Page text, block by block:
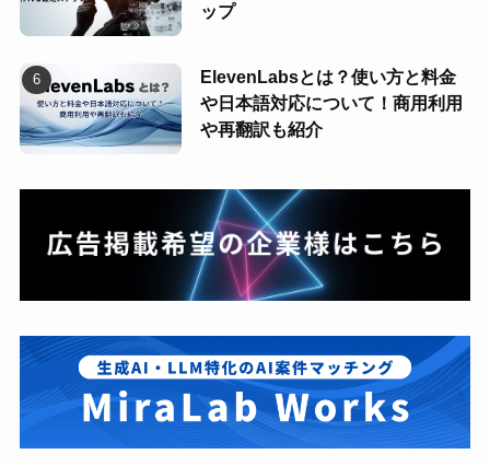
ップ
ElevenLabsとは？使い方と料金
や日本語対応について！商用利用
や再翻訳も紹介